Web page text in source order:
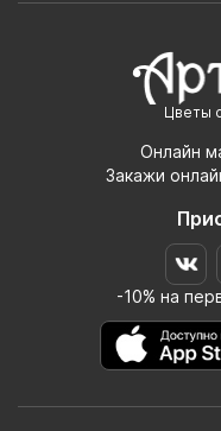
Цветы
Онлайн
Закажи
-10% на